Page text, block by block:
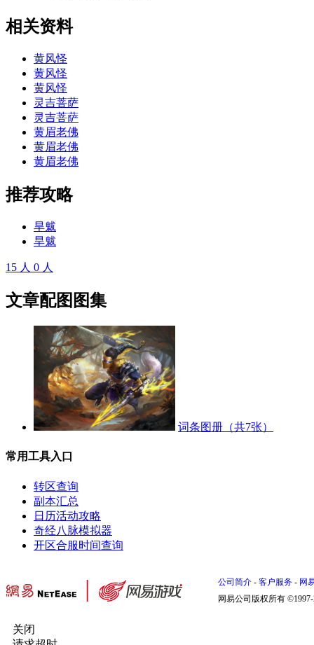
相关资料
黄风怪
黄风怪
黄风怪
灵吉菩萨
灵吉菩萨
黄眉老佛
黄眉老佛
黄眉老佛
推荐攻略
旱魃
旱魃
15 人 0 人
文章配图图集
词条图册（共7张）
常用工具入口
转区查询
副本汇总
日历活动攻略
奇经八脉模拟器
开区合服时间查询
公司简介 - 客户服务 - 网
网易公司版权所有
关闭